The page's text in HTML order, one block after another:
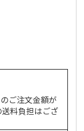
ご注文金額が
料負担はござ